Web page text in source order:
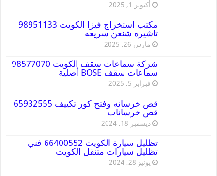
أكتوبر 1, 2025
مكتب استخراج فيزا الكويت 98951133
تاشيرة شنغن سريعة
مارس 26, 2025
شركة سماعات سقف الكويت 98577070
سماعات سقف BOSE أصلية
فبراير 5, 2025
قص خرسانه وفتح كور تكييف 65932555
قص خرسانات
ديسمبر 18, 2024
تظليل سيارة الكويت 66400552 فني
تظليل سيارات متنقل الكويت
يونيو 28, 2024